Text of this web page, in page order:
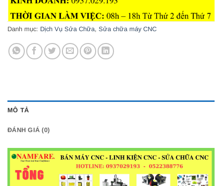
Danh mục: Dịch Vụ Sửa Chữa, Sửa chữa máy CNC
MÔ TẢ
ĐÁNH GIÁ (0)